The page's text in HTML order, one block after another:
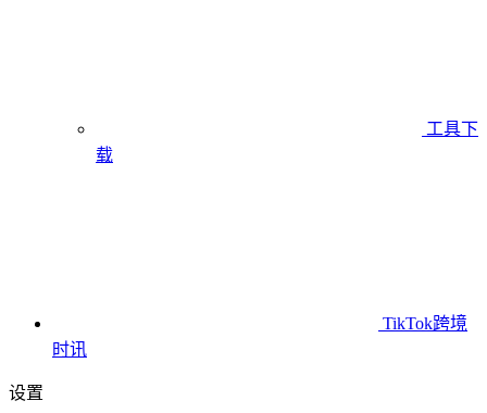
工具下
载
TikTok跨境
时讯
设置